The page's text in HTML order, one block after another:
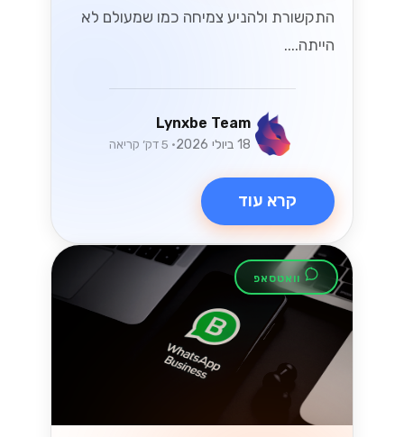
התקשורת ולהניע צמיחה כמו שמעולם לא
הייתה....
Lynxbe Team
18 ביולי 2026 • 5 דק׳ קריאה
קרא עוד
וואטסאפ